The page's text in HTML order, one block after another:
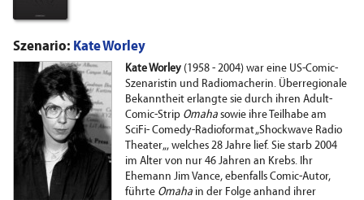
Szenario: Kate Worley
Kate Worley (1958 - 2004) war eine US-Comic-
Szenaristin und Radiomacherin. Überregionale
Bekanntheit erlangte sie durch ihren Adult-
Comic-Strip Omaha sowie ihre Teilhabe am
SciFi- Comedy-Radioformat „Shockwave Radio
Theater„, welches 28 Jahre lief. Sie starb 2004
im Alter von nur 46 Jahren an Krebs. Ihr
Ehemann Jim Vance, ebenfalls Comic-Autor,
führte Omaha in der Folge anhand ihrer